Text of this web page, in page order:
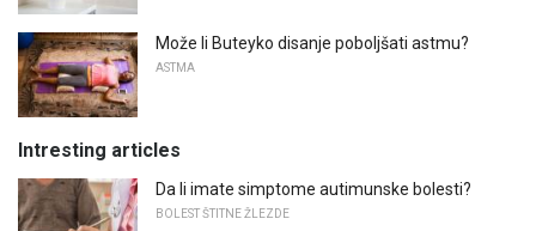
Može li Buteyko disanje poboljšati astmu?
ASTMA
Intresting articles
Da li imate simptome autimunske bolesti?
BOLEST ŠTITNE ŽLEZDE